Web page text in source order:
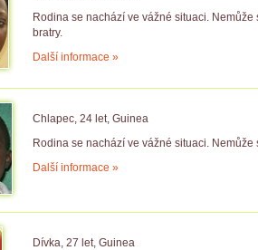
Rodina se nachází ve vážné situaci.
bratry.
Další informace »
Chlapec, 24 let, Guinea
Rodina se nachází ve vážné situaci.
Další informace »
Dívka, 27 let, Guinea